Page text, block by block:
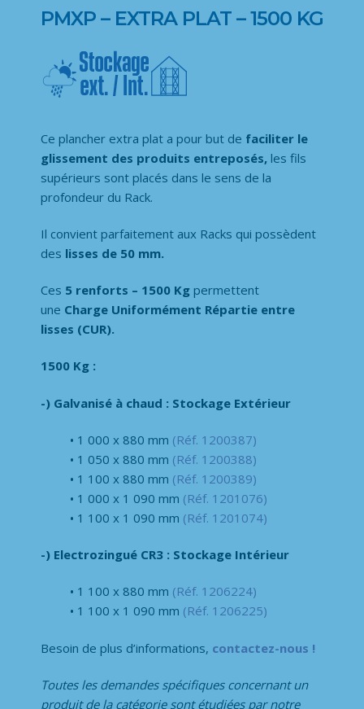
PMXP – EXTRA PLAT – 1500 KG
Ce plancher extra plat a pour but de faciliter le
glissement des produits entreposés, les fils
supérieurs sont placés dans le sens de la
profondeur du Rack.
Il convient parfaitement aux Racks qui possèdent
des lisses de 50 mm.
Ces 5 renforts – 1500 Kg permettent
une Charge Uniformément Répartie entre
lisses (CUR).
1500 Kg :
-) Galvanisé à chaud : Stockage Extérieur
1 000 x 880 mm (Réf. 1200387)
1 050 x 880 mm (Réf. 1200388)
1 100 x 880 mm (Réf. 1200389)
1 000 x 1 090 mm (Réf. 1201076)
1 100 x 1 090 mm (Réf. 1201074)
-) Electrozingué CR3 : Stockage Intérieur
1 100 x 880 mm (Réf. 1206224)
1 100 x 1 090 mm (Réf. 1206225)
Besoin de plus d’informations, contactez-nous !
Toutes les demandes spécifiques concernant un
produit de la catégorie sont étudiées par notre